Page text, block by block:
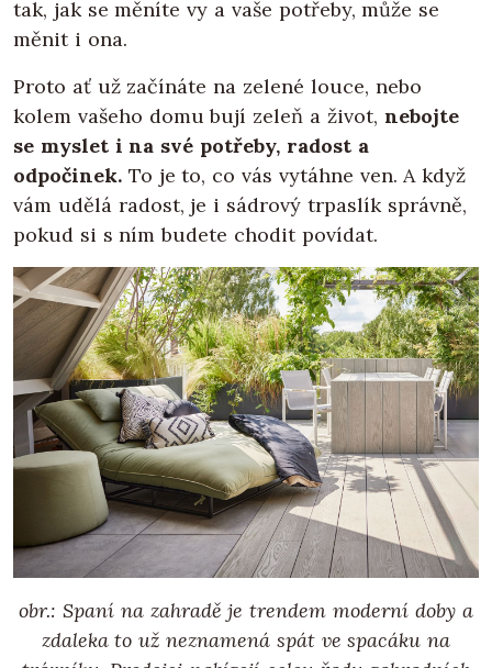
tak, jak se měníte vy a vaše potřeby, může se
měnit i ona.
Proto ať už začínáte na zelené louce, nebo
kolem vašeho domu bují zeleň a život, nebojte
se myslet i na své potřeby, radost a
odpočinek. To je to, co vás vytáhne ven. A když
vám udělá radost, je i sádrový trpaslík správně,
pokud si s ním budete chodit povídat.
obr.: Spaní na zahradě je trendem moderní doby a
zdaleka to už neznamená spát ve spacáku na